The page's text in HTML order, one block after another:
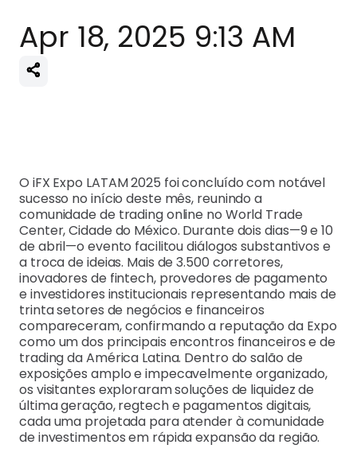
Apr 18, 2025 9:13 AM
O iFX Expo LATAM 2025 foi concluído com notável
sucesso no início deste mês, reunindo a
comunidade de trading online no World Trade
Center, Cidade do México. Durante dois dias—9 e 10
de abril—o evento facilitou diálogos substantivos e
a troca de ideias. Mais de 3.500 corretores,
inovadores de fintech, provedores de pagamento
e investidores institucionais representando mais de
trinta setores de negócios e financeiros
compareceram, confirmando a reputação da Expo
como um dos principais encontros financeiros e de
trading da América Latina. Dentro do salão de
exposições amplo e impecavelmente organizado,
os visitantes exploraram soluções de liquidez de
última geração, regtech e pagamentos digitais,
cada uma projetada para atender à comunidade
de investimentos em rápida expansão da região.